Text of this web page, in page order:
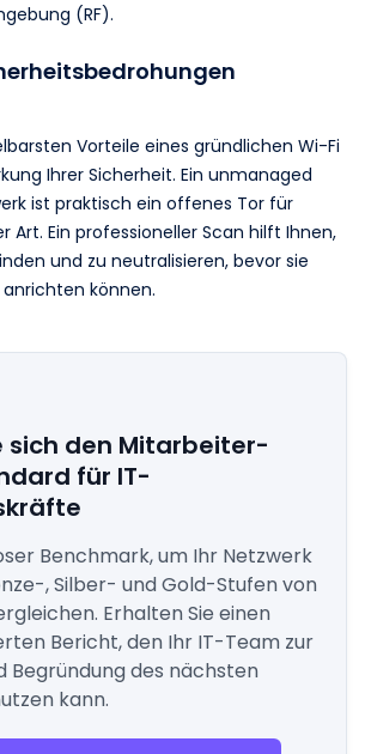
(RF).
Vorteile eines gründlichen Wi-Fi
Ihrer Sicherheit. Ein unmanaged
ist praktisch ein offenes Tor für
Art. Ein professioneller Scan hilft Ihnen,
und zu neutralisieren, bevor sie
können.
sich den Mitarbeiter-
für IT-
Benchmark, um Ihr Netzwerk
, Silber- und Gold-Stufen von
Erhalten Sie einen
Bericht, den Ihr IT-Team zur
Begründung des nächsten
kann.